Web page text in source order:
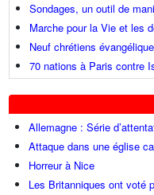
Sondages, un outil de
Marche pour la Vie et les
Neuf chrétiens
70 nations à Paris contre
Allemagne : Série
Attaque dans une église
Horreur à Nice
Les Britanniques ont voté